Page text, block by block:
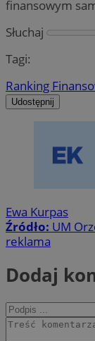
finansowym
Słuchaj
Tagi:
Ranking
Udostępnij
Ewa Kurpas
Źródło: UM
reklama
Dodaj